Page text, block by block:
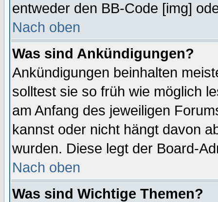
entweder den BB-Code [img]
Nach oben
Was sind Ankündigungen?
Ankündigungen beinhalten
solltest sie so früh wie möglich
am Anfang des jeweiligen
kannst oder nicht hängt davon
wurden. Diese legt der Board-
Nach oben
Was sind Wichtige Themen?